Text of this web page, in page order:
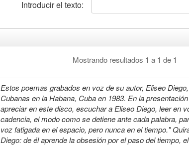
Introducir el texto:
Mostrando resultados 1 a 1 de 1
Estos poemas grabados en voz de su autor, Eliseo
Cubanas en la Habana, Cuba en 1983. En la
apreciar en este disco, escuchar a Eliseo Diego, leer en
cadencia, el modo como se detiene ante cada palabra,
voz fatigada en el espacio, pero nunca en el tiempo."
Diego: de él aprende la obsesión por el paso del tiempo,